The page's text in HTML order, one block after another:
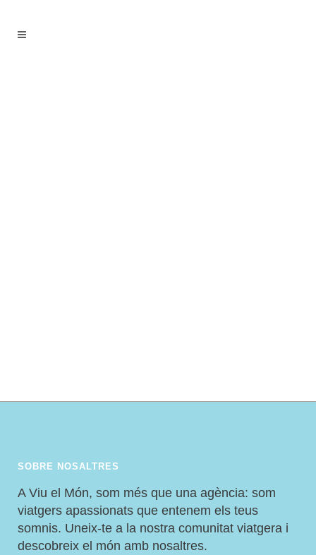
SOBRE NOSALTRES
A Viu el Món, som més que una agència: som
viatgers apassionats que entenem els teus
somnis. Uneix-te a la nostra comunitat viatgera i
descobreix el món amb nosaltres.